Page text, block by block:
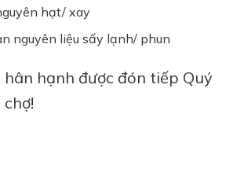
hạt/ xay
nguyên liệu sấy lạnh/ phun
hạnh được đón tiếp Quý